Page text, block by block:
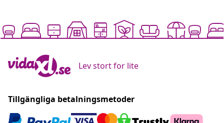
Lev stort for lite
Tillgängliga betalningsmetoder